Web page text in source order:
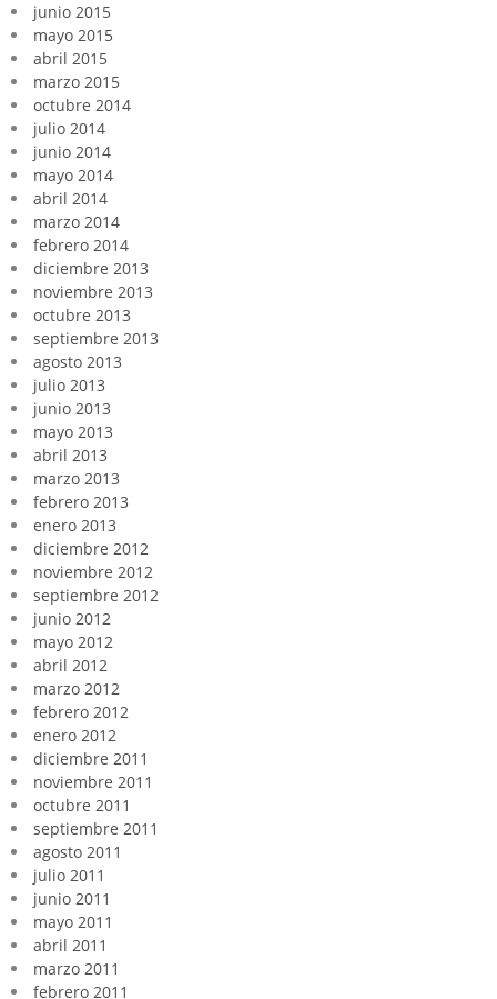
junio 2015
mayo 2015
abril 2015
marzo 2015
octubre 2014
julio 2014
junio 2014
mayo 2014
abril 2014
marzo 2014
febrero 2014
diciembre 2013
noviembre 2013
octubre 2013
septiembre 2013
agosto 2013
julio 2013
junio 2013
mayo 2013
abril 2013
marzo 2013
febrero 2013
enero 2013
diciembre 2012
noviembre 2012
septiembre 2012
junio 2012
mayo 2012
abril 2012
marzo 2012
febrero 2012
enero 2012
diciembre 2011
noviembre 2011
octubre 2011
septiembre 2011
agosto 2011
julio 2011
junio 2011
mayo 2011
abril 2011
marzo 2011
febrero 2011